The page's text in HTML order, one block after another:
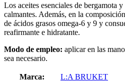
Los aceites esenciales de bergamota
calmantes. Además, en la
de ácidos grasos omega-6 y 9 y
reafirmante e hidratante.
Modo de empleo: aplicar en las
sea necesario.
Marca:
L:A BRUKET